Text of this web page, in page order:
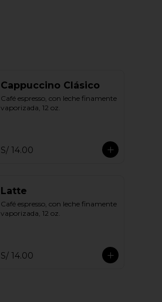
Cappuccino Clásico
Café espresso, con leche finamente
vaporizada, 12 oz.
S/ 14.00
Latte
Café espresso, con leche finamente
vaporizada, 12 oz.
S/ 14.00